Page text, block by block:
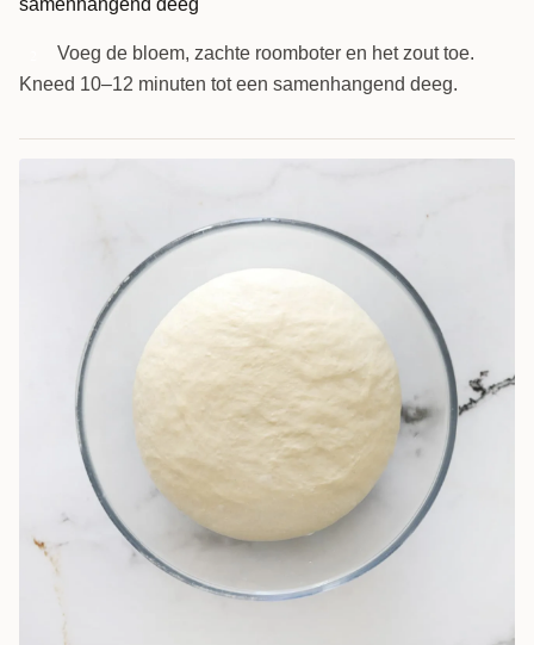
Voeg de bloem, zachte roomboter en het zout toe.
Kneed 10–12 minuten tot een samenhangend deeg.